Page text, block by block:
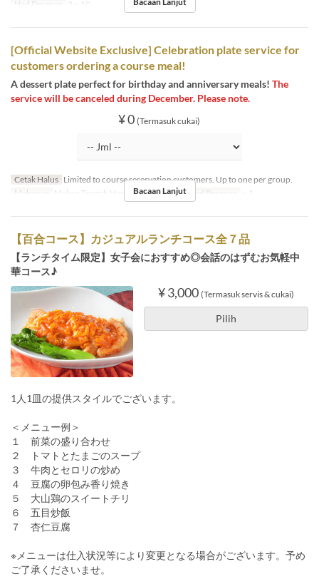
Had Pesanan
2 ~ 10
[Official Website Exclusive] Celebration plate service for
customers ordering a course meal!
A dessert plate perfect for birthday and anniversary meals! The
service will be canceled during December. Please note.
¥ 0 (Termasuk cukai)
Cetak Halus Limited to course reservation customers. Up to one per group.
Makanan
Makan Tengah Hari, Makan Malam Had Pesanan ~ 1
Bacaan Lanjut
【百合コース】カジュアルランチコース全７品
【ランチタイム限定】女子会におすすめ◎会話のはずむお気軽中
華コース♪
¥ 3,000 (Termasuk servis & cukai)
Pilih
1人1皿の提供スタイルでございます。
＜メニュー例＞
１ 前菜の盛り合わせ
２ トマトとたまごのスープ
３ 牛肉とセロリの炒め
４ 豆腐の卵包み香り焼き
５ 大山鶏のスイートチリ
６ 五目炒飯
７ 杏仁豆腐
※メニューは仕入状況等により変更となる場合がございます。予め
ご了承くださいませ。